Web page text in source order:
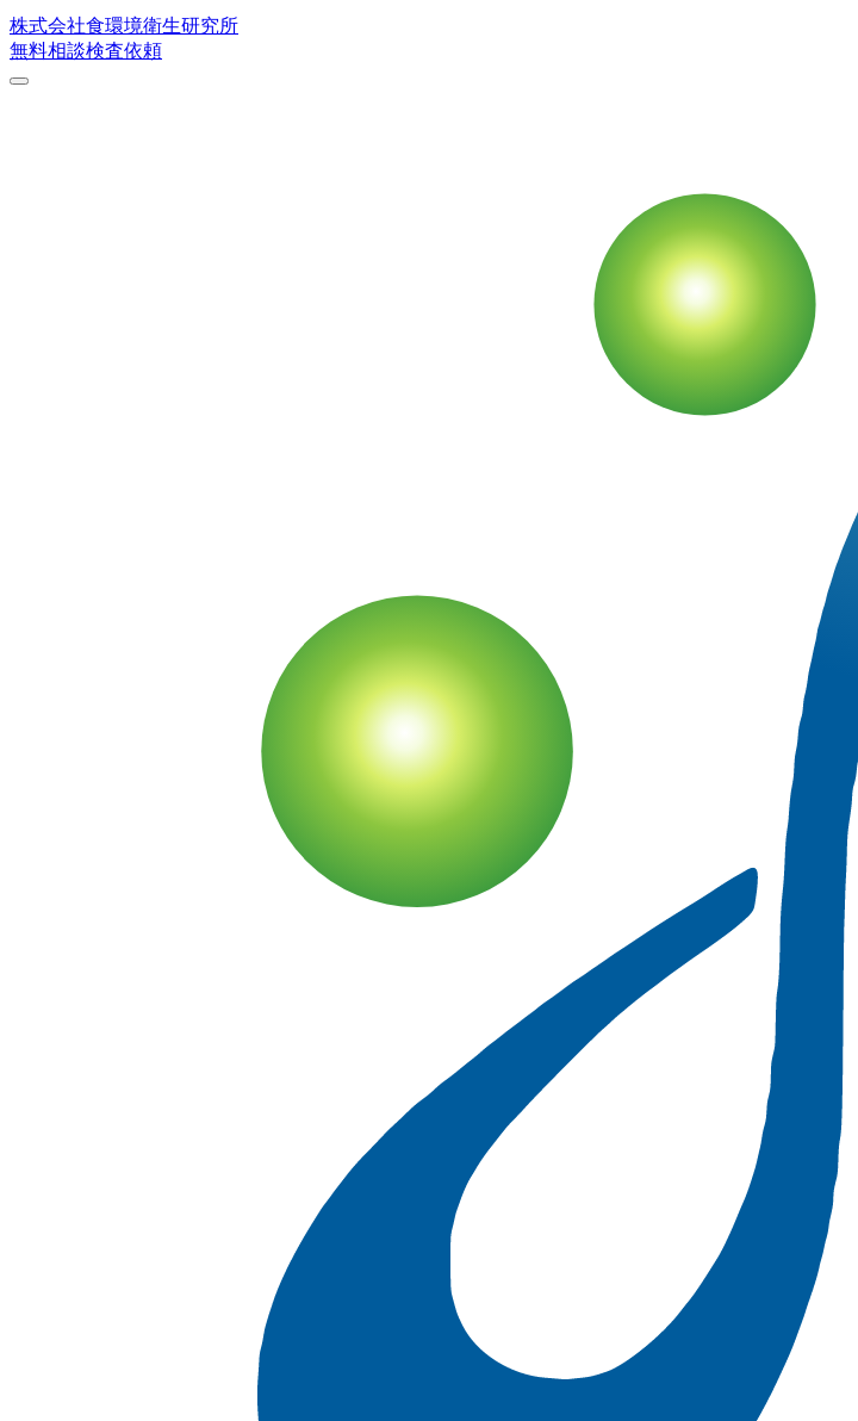
株式会社食環境衛生研究所
無料相談検査依頼